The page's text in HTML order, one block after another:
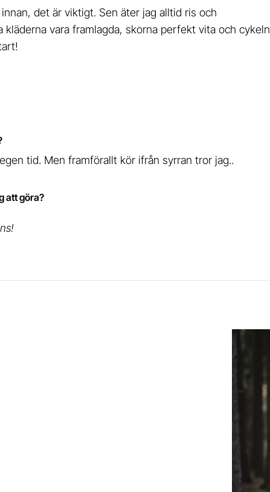
det är viktigt. Sen äter jag alltid ris och
vara framlagda, skorna perfekt vita och cykeln
tid. Men framförallt kör ifrån syrran tror jag..
att göra?